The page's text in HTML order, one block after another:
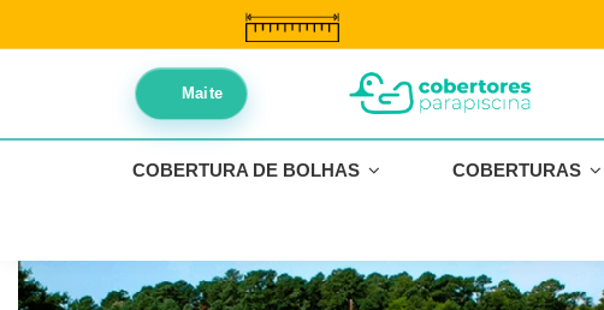
Maite
COBERTURA DE BOLHAS COBERTURAS